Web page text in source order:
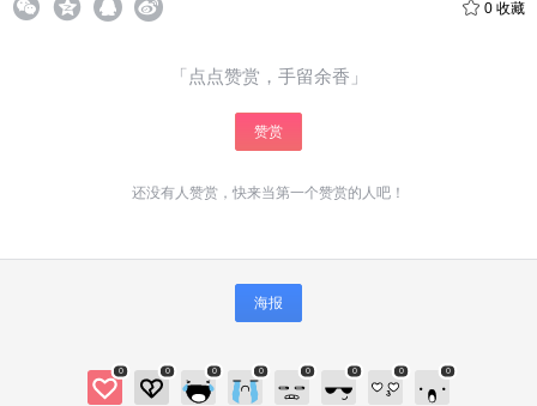
0 收藏
「点点赞赏，手留余香」
赞赏
还没有人赞赏，快来当第一个赞赏的人吧！
海报
0 0 0 0 0 0 0 0